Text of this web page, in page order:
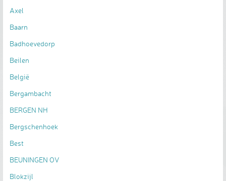
Axel
Baarn
Badhoevedorp
Beilen
België
Bergambacht
BERGEN NH
Bergschenhoek
Best
BEUNINGEN OV
Blokzijl